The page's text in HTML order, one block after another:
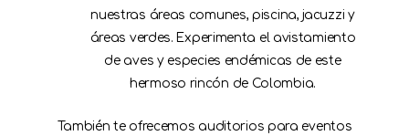
nuestras áreas comunes, piscina, jacuzzi y
áreas verdes. Experimenta el avistamiento
de aves y especies endémicas de este
hermoso rincón de Colombia.
También te ofrecemos auditorios para eventos